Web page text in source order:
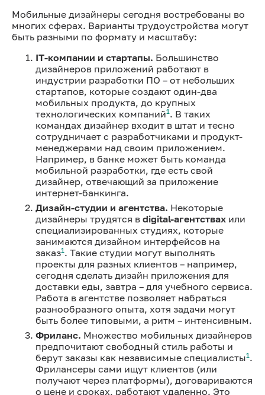
Мобильные дизайнеры сегодня востребованы во
многих сферах. Варианты трудоустройства могут
быть разными по формату и масштабу:
IT-компании и стартапы. Большинство
дизайнеров приложений работают в
индустрии разработки ПО – от небольших
стартапов, которые создают один-два
мобильных продукта, до крупных
технологических компаний1 . В таких
командах дизайнер входит в штат и тесно
сотрудничает с разработчиками и продукт-
менеджерами над своим приложением.
Например, в банке может быть команда
мобильной разработки, где есть свой
дизайнер, отвечающий за приложение
интернет-банкинга.
Дизайн-студии и агентства. Некоторые
дизайнеры трудятся в digital-агентствах или
специализированных студиях, которые
занимаются дизайном интерфейсов на
заказ1 . Такие студии могут выполнять
проекты для разных клиентов – например,
сегодня сделать дизайн приложения для
доставки еды, завтра – для учебного сервиса.
Работа в агентстве позволяет набраться
разнообразного опыта, хотя задачи могут
быть более типовыми, а ритм – интенсивным.
Фриланс. Множество мобильных дизайнеров
предпочитают свободный стиль работы и
берут заказы как независимые специалисты1 .
Фрилансеры сами ищут клиентов (или
получают через платформы), договариваются
о цене и сроках, работают удаленно. Это